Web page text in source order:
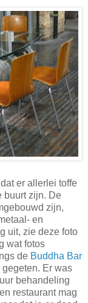
er allerlei toffe
buurt zijn. De
zijn,
en
uit, zie deze foto
wat fotos
de Buddha Bar
Er was
behandeling
restaurant mag